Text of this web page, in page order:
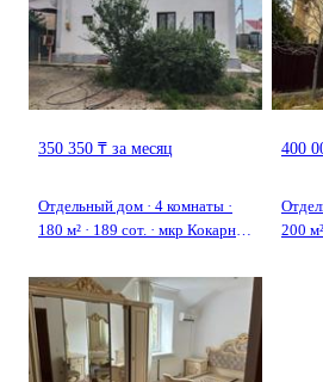
350 350 ₸ за месяц
Отдельный дом · 4 комнаты ·
180 м² · 189 сот. · мкр Кокарна,
400
200